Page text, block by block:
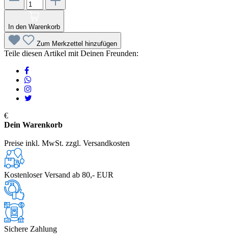
In den Warenkorb
Zum Merkzettel hinzufügen
Teile diesen Artikel mit Deinen Freunden:
€
Dein Warenkorb
Preise inkl. MwSt. zzgl. Versandkosten
Kostenloser Versand ab 80,- EUR
Sichere Zahlung